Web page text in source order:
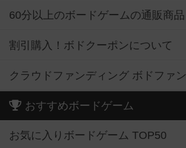
60分以上のボードゲームの通販商品
割引購入！ボドクーポンについて
クラウドファンディング ボドファン
おすすめボードゲーム
お気に入りボードゲーム TOP50